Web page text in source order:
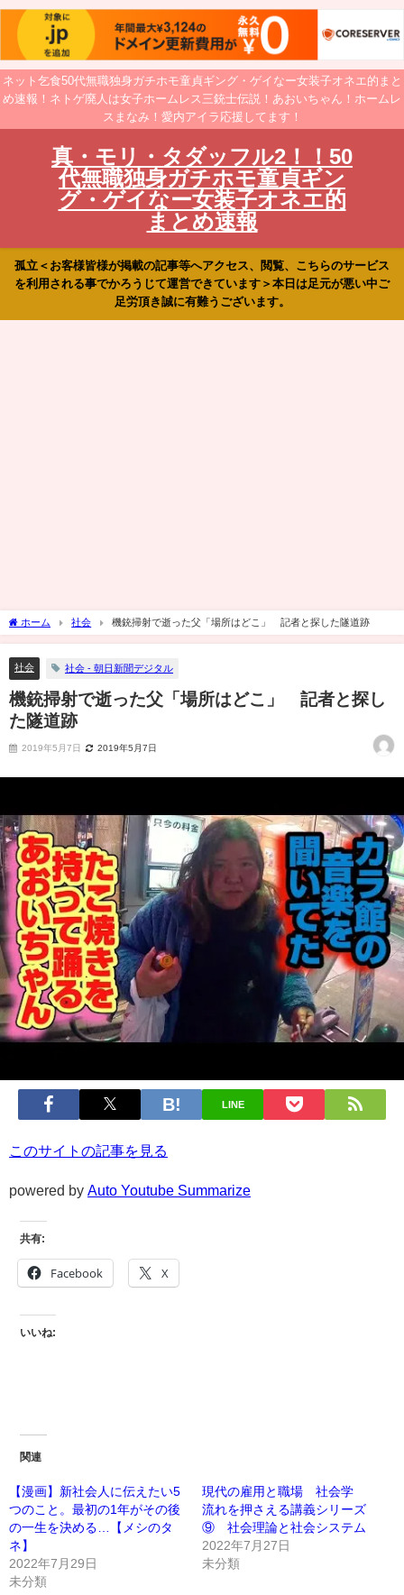
ネット乞食50代無職独身ガチホモ童貞ギング・ゲイなー女装子オネエ的まと
め速報！ネトゲ廃人は女子ホームレス三銃士伝説！あおいちゃん！ホームレ
スまなみ！愛内アイラ応援してます！
真・モリ・タダッフル2！！50
代無職独身ガチホモ童貞ギン
グ・ゲイなー女装子オネエ的
まとめ速報
孤立＜お客様皆様が掲載の記事等へアクセス、閲覧、こちらのサービス
を利用される事でかろうじて運営できています＞本日は足元が悪い中ご
足労頂き誠に有難うございます。
ホーム 社会 機銃掃射で逝った父「場所はどこ」 記者と探した隧道跡
社会 社会 - 朝日新聞デジタル
機銃掃射で逝った父「場所はどこ」 記者と探し
た隧道跡
2019年5月7日 2019年5月7日
LINE
このサイトの記事を見る
powered by Auto Youtube Summarize
共有:
Facebook X
いいね:
関連
【漫画】新社会人に伝えたい5
つのこと。最初の1年がその後
の一生を決める…【メシのタ
ネ】
2022年7月29日
未分類
現代の雇用と職場 社会学
流れを押さえる講義シリーズ
⑨ 社会理論と社会システム
2022年7月27日
未分類